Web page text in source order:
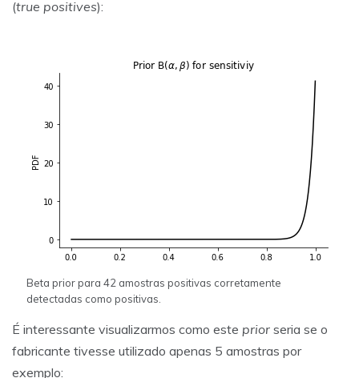
(true positives):
Beta prior para 42 amostras positivas corretamente
detectadas como positivas.
É interessante visualizarmos como este prior seria se o
fabricante tivesse utilizado apenas 5 amostras por
exemplo: